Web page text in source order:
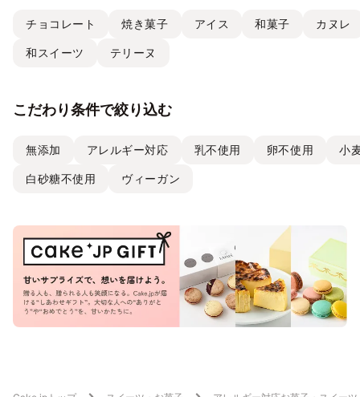
チョコレート 焼き菓子 アイス 和菓子 カヌレ
和スイーツ テリーヌ
こだわり条件で絞り込む
無添加 アレルギー対応 乳不使用 卵不使用 小
白砂糖不使用 ヴィーガン